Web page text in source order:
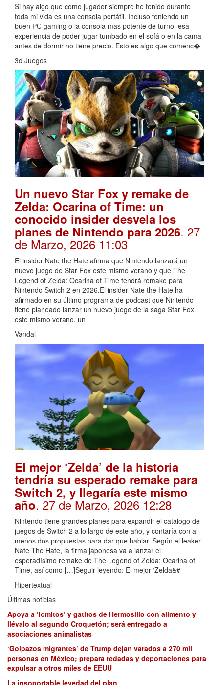
Si hay algo que como jugador siempre he tenido durante
toda mi vida es una consola portátil. Incluso teniendo un
buen PC gaming o la consola más potente de turno, esa
experiencia de poder jugar tumbado en el sofá o en la cama
antes de dormir no tiene precio. Esto es algo que comenc�
3d Juegos
Un nuevo Star Fox y remake de
Zelda: Ocarina of Time: un
conocido insider desvela los
planes de Nintendo para 2026. 27
de Marzo, 2026 11:03
El insider Nate the Hate afirma que Nintendo lanzará un
nuevo juego de Star Fox este mismo verano y que The
Legend of Zelda: Ocarina of Time tendrá remake para
Nintendo Switch 2 en 2026.El insider Nate the Hate ha
afirmado en su último programa de podcast que Nintendo
tiene planeado lanzar un nuevo juego de la saga Star Fox
este mismo verano, un
Vandal
El mejor ‘Zelda’ de la historia
tendría su esperado remake para
Switch 2, y llegaría este mismo
año. 27 de Marzo, 2026 12:28
Nintendo tiene grandes planes para expandir el catálogo de
juegos de Switch 2 a lo largo de este año, y contaría con al
menos dos propuestas para dar que hablar. Según el leaker
Nate The Hate, la firma japonesa va a lanzar el
esperadísimo remake de The Legend of Zelda: Ocarina of
Time, así como […]Seguir leyendo: El mejor ‘Zelda&#
Hipertextual
Últimas noticias
Apoya a ‘lomitos’ y gatitos de Hermosillo con alimento y
llévalo al segundo Croquetón; será entregado a
asociaciones animalistas
‘Golpazos migrantes’ de Trump dejan varados a 270 mil
personas en México; prepara redadas y deportaciones para
expulsar a otros miles de EEUU
La insoportable levedad del plan